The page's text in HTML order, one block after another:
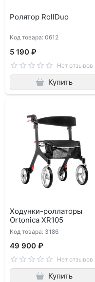
Ролятор RollDuo
Код товара: 0612
5 190 ₽
Нет отзывов
Купить
Ходунки-роллаторы
Ortonica XR105
Код товара: 3186
49 900 ₽
Нет отзывов
Купить